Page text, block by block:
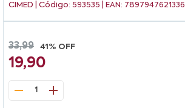
CIMED | Código: 593535 | EAN: 7897947621336
33,99 41% OFF
19,90
1